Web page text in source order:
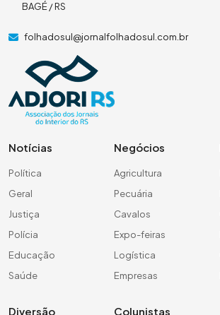
BAGÉ / RS
folhadosul@jornalfolhadosul.com.br
Notícias
Política
Geral
Justiça
Polícia
Educação
Saúde
Negócios
Agricultura
Pecuária
Cavalos
Expo-feiras
Logística
Empresas
Diversão Colunistas